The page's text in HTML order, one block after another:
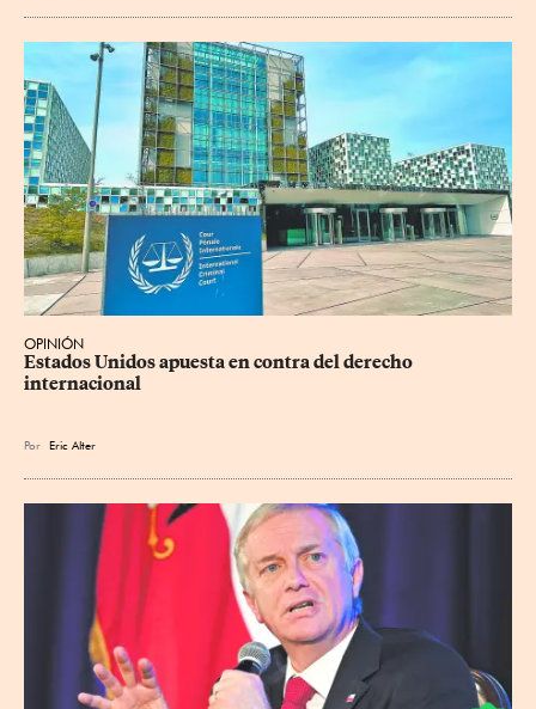
OPINIÓN
Estados Unidos apuesta en contra del derecho
internacional
Por Eric Alter